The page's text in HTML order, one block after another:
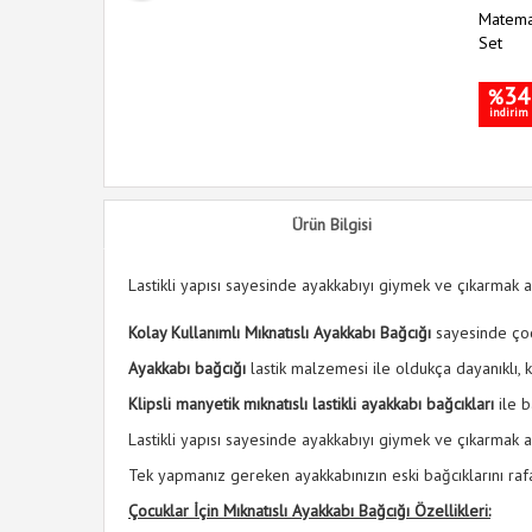
Set
%34
indirim
Ürün Bilgisi
Lastikli yapısı sayesinde ayakkabıyı giymek ve çıkarmak
Kolay Kullanımlı Mıknatıslı Ayakkabı Bağcığı sayesinde
Ayakkabı bağcığı lastik malzemesi ile oldukça dayanıklı,
Klipsli manyetik mıknatıslı lastikli ayakkabı bağcıkları ile
Lastikli yapısı sayesinde ayakkabıyı giymek ve çıkarmak
Tek yapmanız gereken ayakkabınızın eski bağcıklarını
Çocuklar İçin Mıknatıslı Ayakkabı Bağcığı Özellikleri: